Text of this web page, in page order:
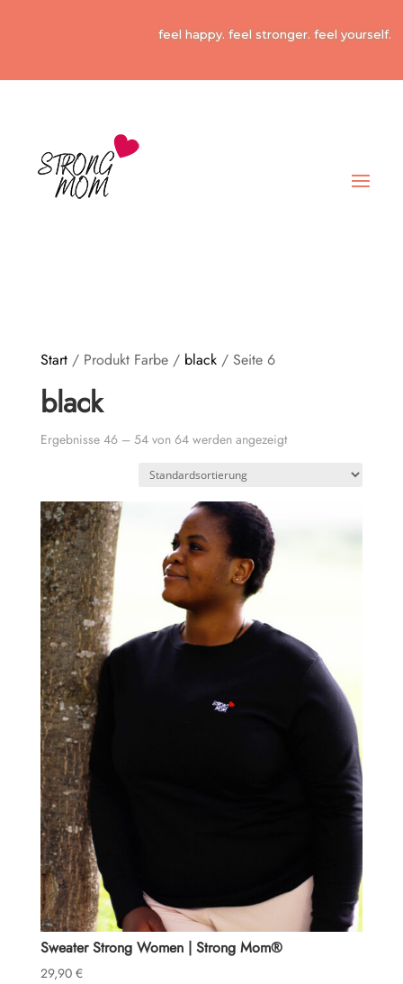
feel happy. feel stronger. feel yourself.
Start/ Produkt Farbe / black/ Seite 6
black
Ergebnisse 46 – 54 von 64 werden angezeigt
Sweater Strong Women | Strong Mom®
29,90 €